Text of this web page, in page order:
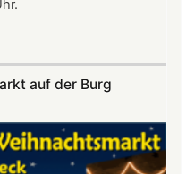
auf der Burg